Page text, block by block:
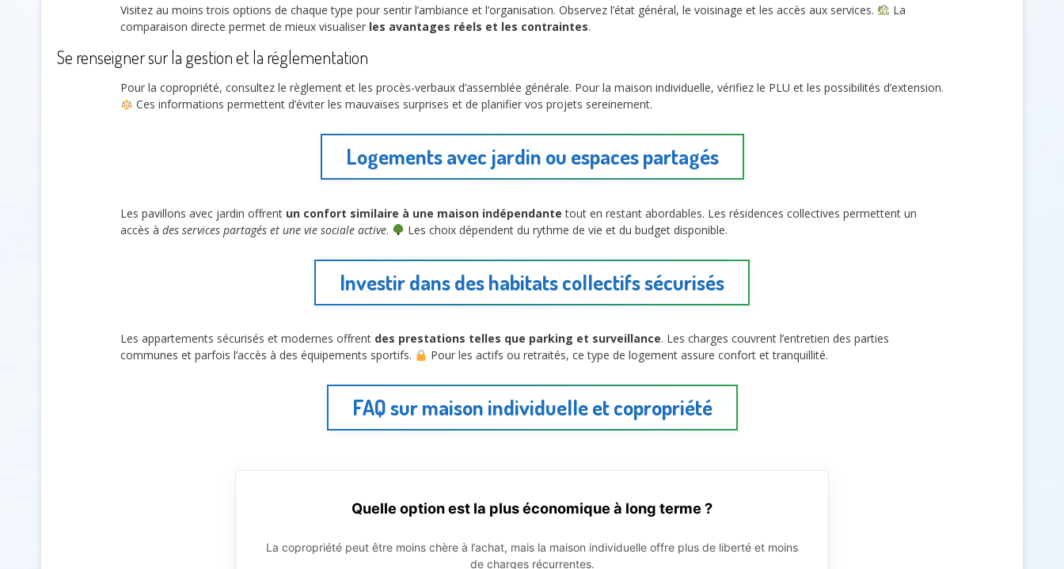
Visitez au moins trois options de chaque type pour sentir l’ambiance et l’organisation. Observez l’état général, le voisinage et les accès aux services.
La
comparaison directe permet de mieux visualiser les avantages réels et les contraintes.
Se renseigner sur la gestion et la réglementation
Pour la copropriété, consultez le règlement et les procès-verbaux d’assemblée générale. Pour la maison individuelle, vérifiez le PLU et les possibilités d’extension.
Ces informations permettent d’éviter les mauvaises surprises et de planifier vos projets sereinement.
Logements avec jardin ou espaces partagés
Les pavillons avec jardin offrent un confort similaire à une maison indépendante tout en restant abordables. Les résidences collectives permettent un
accès à des services partagés et une vie sociale active. Les choix dépendent du rythme de vie et du budget disponible.
Investir dans des habitats collectifs sécurisés
Les appartements sécurisés et modernes offrent des prestations telles que parking et surveillance. Les charges couvrent l’entretien des parties
communes et parfois l’accès à des équipements sportifs.
Pour les actifs ou retraités, ce type de logement assure confort et tranquillité.
FAQ sur maison individuelle et copropriété
Quelle option est la plus économique à long terme ?
La copropriété peut être moins chère à l’achat, mais la maison individuelle offre plus de liberté et moins
de charges récurrentes.